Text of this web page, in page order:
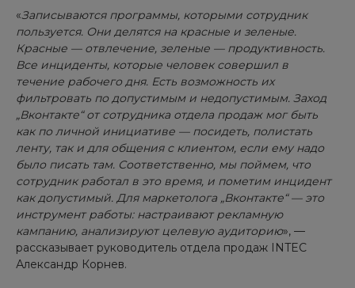
«Записываются программы, которыми сотрудник
пользуется. Они делятся на красные и зеленые.
Красные — отвлечение, зеленые — продуктивность.
Все инциденты, которые человек совершил в
течение рабочего дня. Есть возможность их
фильтровать по допустимым и недопустимым. Заход
„Вконтакте“ от сотрудника отдела продаж мог быть
как по личной инициативе — посидеть, полистать
ленту, так и для общения с клиентом, если ему надо
было писать там. Соответственно, мы поймем, что
сотрудник работал в это время, и пометим инцидент
как допустимый. Для маркетолога „Вконтакте“ — это
инструмент работы: настраивают рекламную
кампанию, анализируют целевую аудиторию», —
рассказывает руководитель отдела продаж INTEC
Александр Корнев.